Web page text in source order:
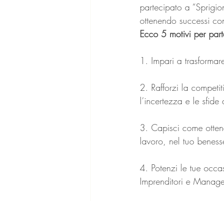
partecipato a
ottenendo successi
Ecco 5 motivi per
1. Impari a
2. Rafforzi la
l’incertezza e le
3. Capisci come
lavoro, nel tuo
4. Potenzi le tue
Imprenditori e